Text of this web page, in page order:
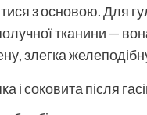
з основою. Для
тканини —
злегка
і соковита після